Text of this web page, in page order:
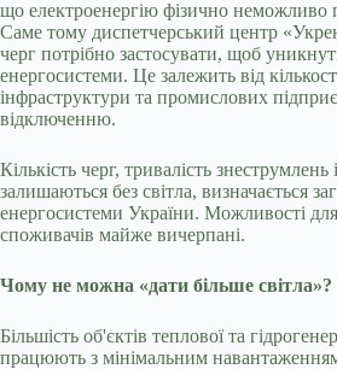
що електроенергію фізично неможливо
Саме тому диспетчерський центр
черг потрібно застосувати, щоб
енергосистеми. Це залежить від
інфраструктури та промислових
відключенню.
Кількість черг, тривалість знеструмлень
залишаються без світла, визначається
енергосистеми України. Можливості
споживачів майже вичерпані.
Чому не можна «дати більше світла»?
Більшість об'єктів теплової та
працюють з мінімальним